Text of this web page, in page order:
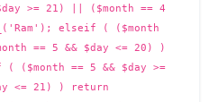
>= 21) || ($month == 4
elseif ( ($month
== 5 && $day <= 20) )
== 5 && $day >=
<= 21) ) return